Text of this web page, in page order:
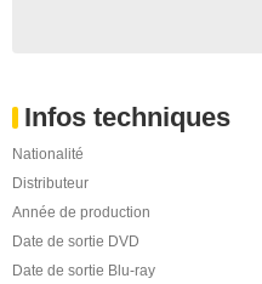
Infos techniques
Nationalité
Distributeur
Année de production
Date de sortie DVD
Date de sortie Blu-ray